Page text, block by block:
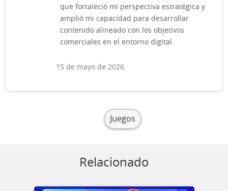
que fortaleció mi perspectiva estratégica y
amplió mi capacidad para desarrollar
contenido alineado con los objetivos
comerciales en el entorno digital.
15 de mayo de 2026
Juegos
Relacionado